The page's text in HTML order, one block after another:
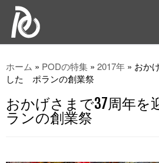
ホーム » PODの特集 » 2017年 » おか
した ポランの創業祭
おかげさまで37周年
ランの創業祭